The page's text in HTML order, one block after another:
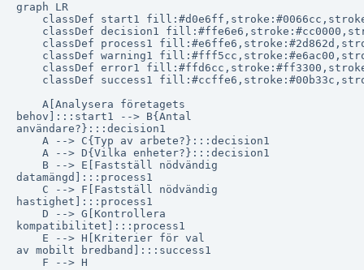
graph LR
classDef start1
classDef decision1
classDef process1
classDef warning1
classDef error1
classDef success1
    A[Analysera företagets
behov]:::start1 --> B{Antal
användare?}:::decision1
    A --> C{Typ av arbete?}:::decision1
    A --> D{Vilka enheter?}:::decision1
    B --> E[Fastställ nödvändig
datamängd]:::process1
    C --> F[Fastställ nödvändig
hastighet]:::process1
    D --> G[Kontrollera
kompatibilitet]:::process1
    E --> H[Kriterier för val
av mobilt bredband]:::success1
    F --> H